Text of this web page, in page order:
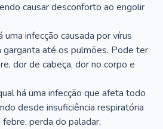
causar desconforto ao engolir
uma infecção causada por vírus
garganta até os pulmões. Pode ter
dor de cabeça, dor no corpo e
há uma infecção que afeta todo
desde insuficiência respiratória
perda do paladar,